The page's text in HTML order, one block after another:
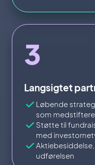
3
Langsigtet
Løbende
som medstiftere
Støtte til
med
udførelsen